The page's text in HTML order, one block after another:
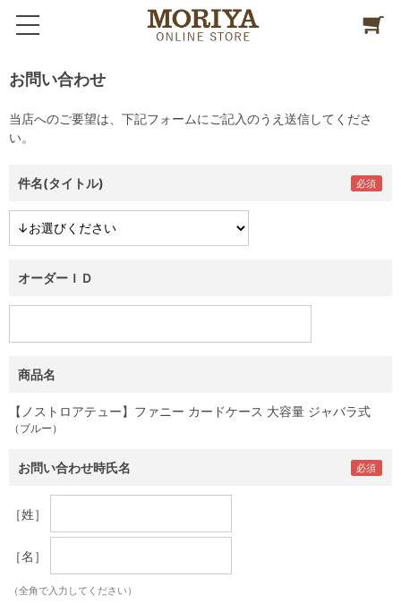
お問い合わせ
当店へのご要望は、下記フォームにご記入のうえ送信してくださ
い。
件名(タイトル)
オーダーＩＤ
商品名
【ノストロアテュー】ファニー カードケース 大容量 ジャバラ式
（ブルー）
お問い合わせ時氏名
［姓］
［名］
（全角で入力してください）